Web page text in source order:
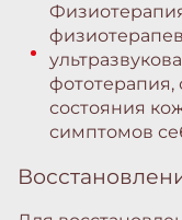
состояния
симптомов